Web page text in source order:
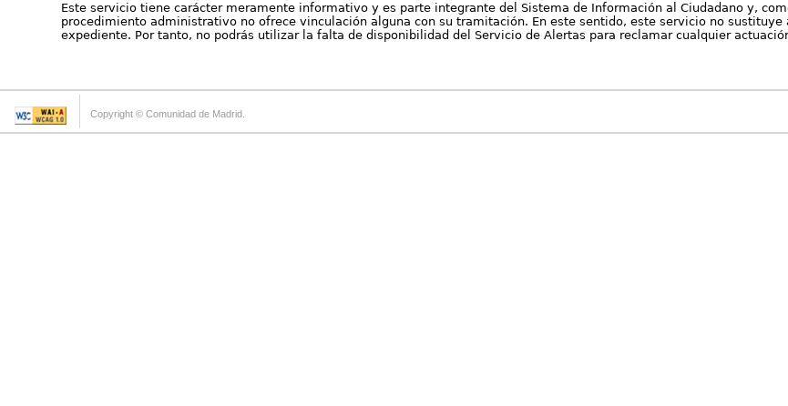
Este servicio tiene carácter meramente informativo y es parte integrante del Sistema de Información al Ciudadano y,
procedimiento administrativo no ofrece vinculación alguna con su tramitación. En este sentido, este servicio no
expediente. Por tanto, no podrás utilizar la falta de disponibilidad del Servicio de Alertas para reclamar cualquier
Copyright © Comunidad de Madrid.